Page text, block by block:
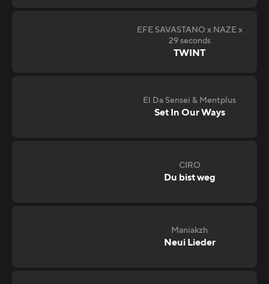
EFE SAVASTANO x NAZE x
29 seconds
TWINT
El Da Sensei & Mentplus
Set In Our Ways
CIRO
Du bist weg
Maniakzh
Neui Lieder